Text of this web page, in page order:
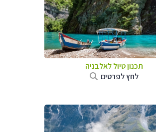
תכנון טיול לאלבניה
לחץ לפרטים